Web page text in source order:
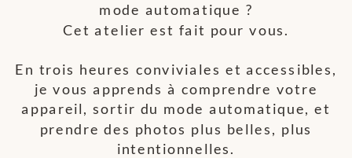
mode automatique ?
Cet atelier est fait pour vous.
En trois heures conviviales et accessibles,
je vous apprends à comprendre votre
appareil, sortir du mode automatique, et
prendre des photos plus belles, plus
intentionnelles.